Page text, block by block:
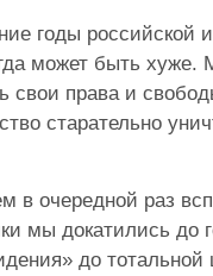
годы российской
может быть хуже.
свои права и
старательно
в очередной раз
мы докатились до
до